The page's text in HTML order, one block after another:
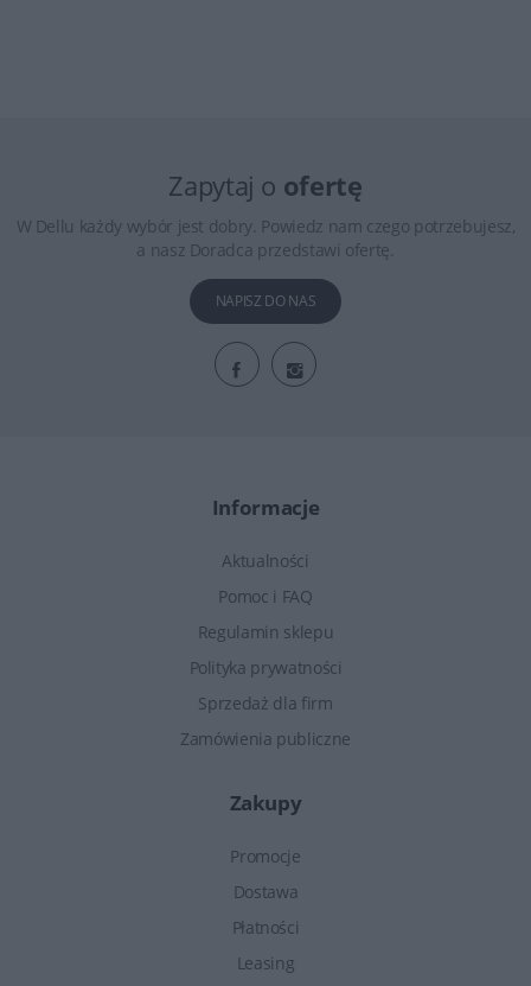
Zapytaj o ofertę
W Dellu każdy wybór jest dobry. Powiedz nam czego potrzebujesz,
a nasz Doradca przedstawi ofertę.
NAPISZ DO NAS
Informacje
Aktualności
Pomoc i FAQ
Regulamin sklepu
Polityka prywatności
Sprzedaż dla firm
Zamówienia publiczne
Zakupy
Promocje
Dostawa
Płatności
Leasing